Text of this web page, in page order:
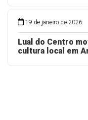
19 de janeiro de 2026
Lual do Centro
cultura local em